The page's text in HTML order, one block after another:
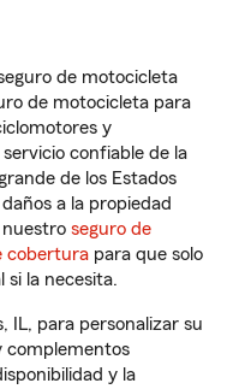
de motocicleta
de motocicleta para
y
confiable de la
de los Estados
a la propiedad
nuestro seguro de
cobertura para que solo
si la necesita.
IL, para personalizar su
complementos
y la